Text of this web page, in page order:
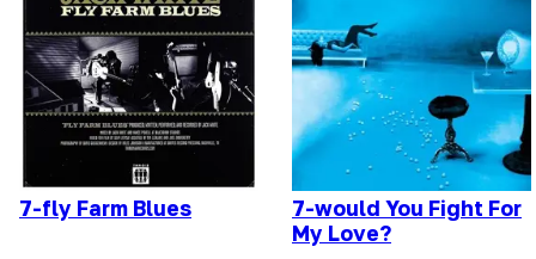
7-fly Farm Blues
7-would You Fight For
My Love?